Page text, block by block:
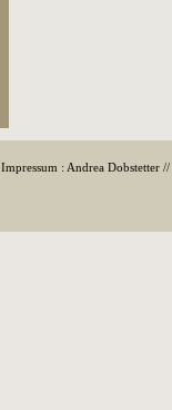
Impressum : Andrea Dobstetter